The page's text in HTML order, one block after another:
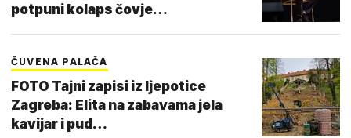
potpuni kolaps čovje…
ČUVENA PALAČA
FOTO Tajni zapisi iz ljepotice
Zagreba: Elita na zabavama jela
kavijar i pud…